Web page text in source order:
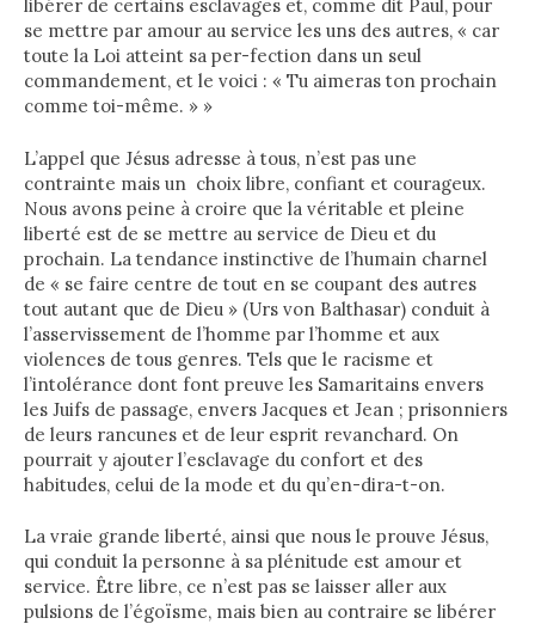
libérer de certains esclavages et, comme dit Paul, pour
se mettre par amour au service les uns des autres, « car
toute la Loi atteint sa per-fection dans un seul
commandement, et le voici : « Tu aimeras ton prochain
comme toi-même. » »
L’appel que Jésus adresse à tous, n’est pas une
contrainte mais un choix libre, confiant et courageux.
Nous avons peine à croire que la véritable et pleine
liberté est de se mettre au service de Dieu et du
prochain. La tendance instinctive de l’humain charnel
de « se faire centre de tout en se coupant des autres
tout autant que de Dieu » (Urs von Balthasar) conduit à
l’asservissement de l’homme par l’homme et aux
violences de tous genres. Tels que le racisme et
l’intolérance dont font preuve les Samaritains envers
les Juifs de passage, envers Jacques et Jean ; prisonniers
de leurs rancunes et de leur esprit revanchard. On
pourrait y ajouter l’esclavage du confort et des
habitudes, celui de la mode et du qu’en-dira-t-on.
La vraie grande liberté, ainsi que nous le prouve Jésus,
qui conduit la personne à sa plénitude est amour et
service. Être libre, ce n’est pas se laisser aller aux
pulsions de l’égoïsme, mais bien au contraire se libérer